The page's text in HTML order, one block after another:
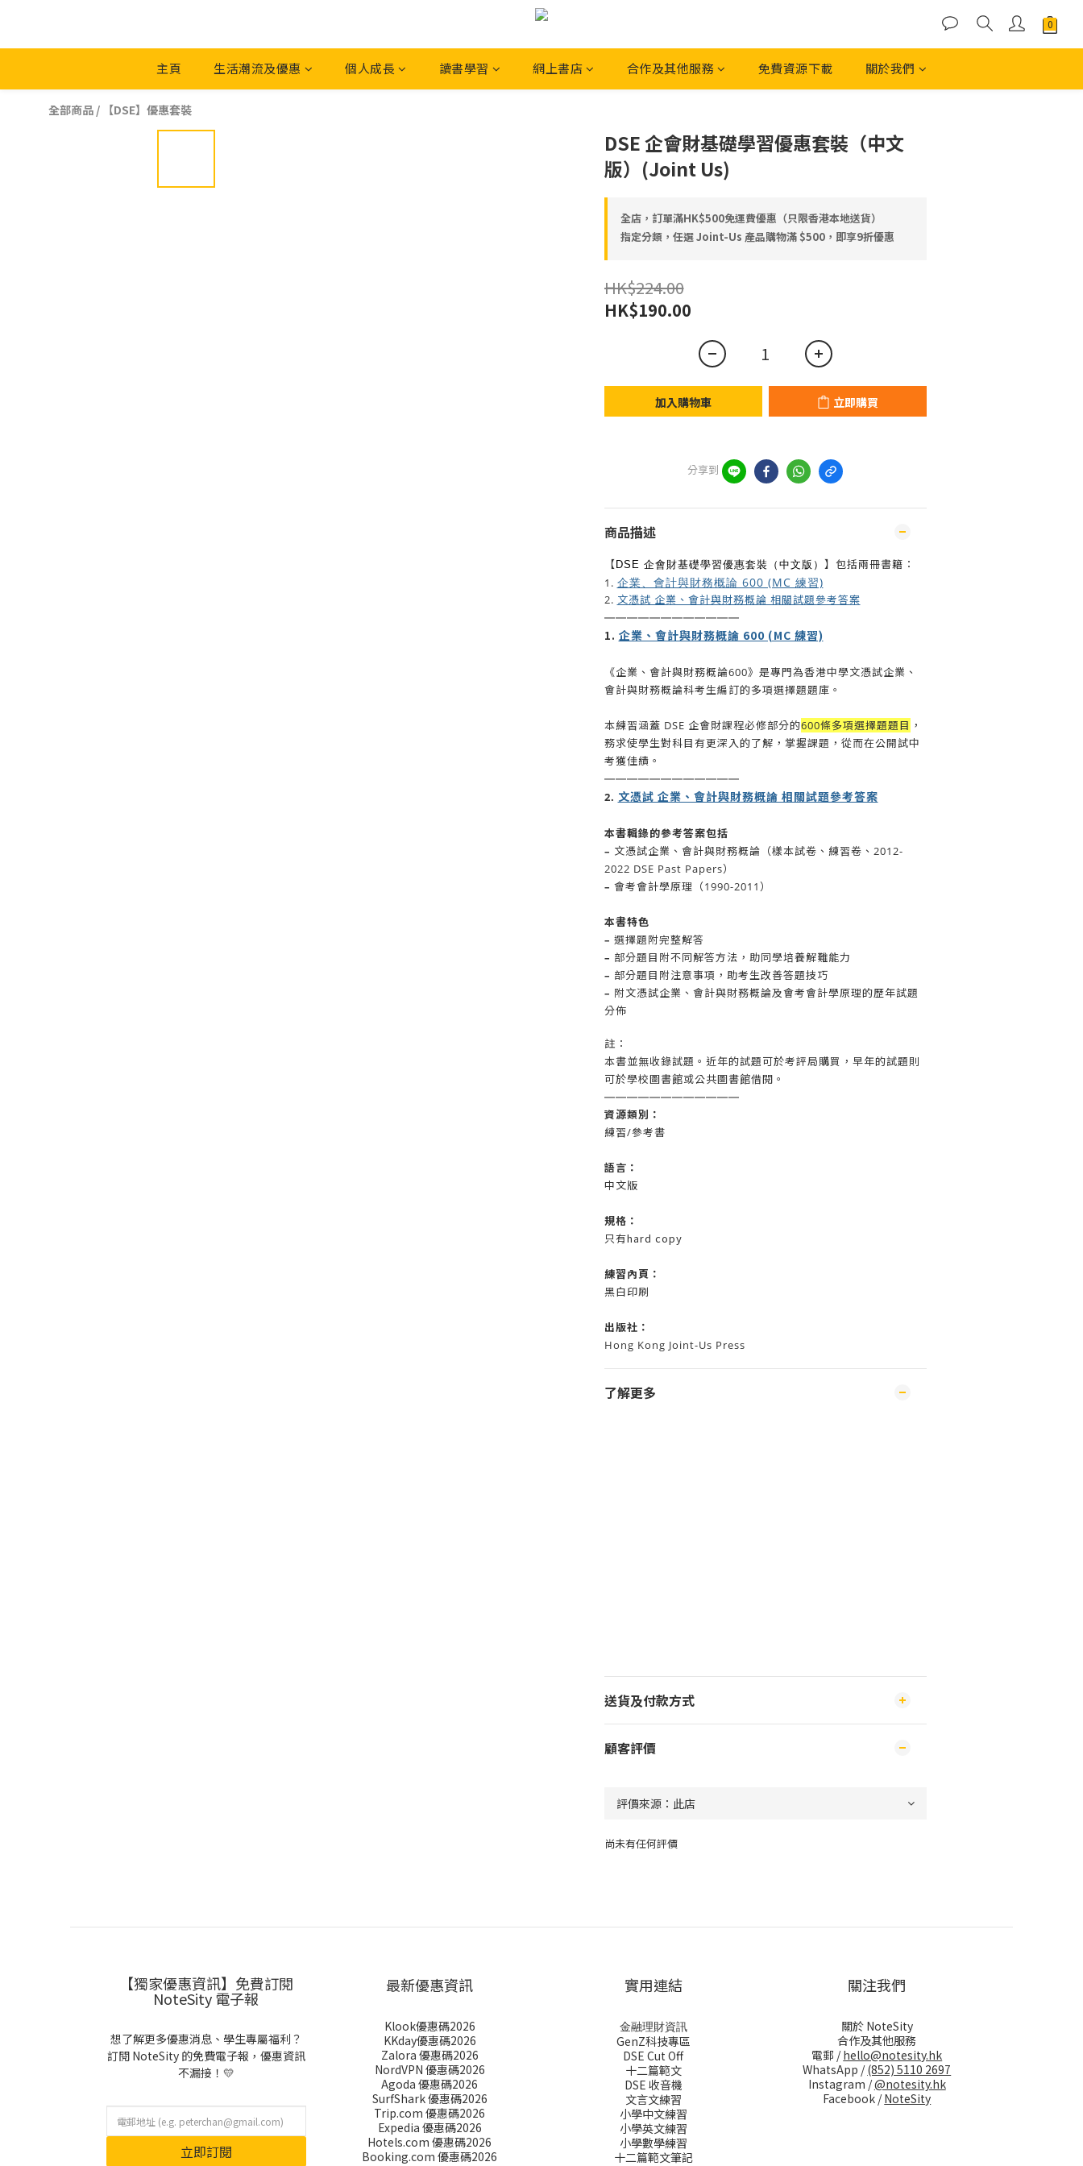
主頁 生活潮流及優惠 個人成長 讀書學習 網上書店 合作及其他服務 免費資源下載 關於我們
全部商品 / 【DSE】優惠套裝
DSE 企會財基礎學習優惠套裝（中文
版）(Joint Us)
全店，訂單滿HK$500免運費優惠（只限香港本地送貨）
指定分類，任選 Joint-Us 產品⁠⁠購物滿 $500，即享9折優惠
HK$224.00
HK$190.00
加入購物車 立即購買
分享到
商品描述
【 DSE 企會財基礎學習優惠套裝（中文版） 】包括兩冊書籍：
1. 企業、會計與財務概論 600 (MC 練習)
2. 文憑試 企業、會計與財務概論 相關試題參考答案
————————————
1. 企業、會計與財務概論 600 (MC 練習)
《企業、會計與財務概論600》是專門為香港中學文憑試企業、
會計與財務概論科考生編訂的多項選擇題題庫。
本練習涵蓋 DSE 企會財課程必修部分的600條多項選擇題題目 ，
務求使學生對科目有更深入的了解，掌握課題，從而在公開試中
考獲佳績。
————————————
2. 文憑試 企業、會計與財務概論 相關試題參考答案
本書輯錄的參考答案包括
– 文憑試企業、會計與財務概論（樣本試卷、練習卷、2012-
2022 DSE Past Papers）
– 會考會計學原理（1990-2011）
本書特色
– 選擇題附完整解答
– 部分題目附不同解答方法，助同學培養解難能力
– 部分題目附注意事項，助考生改善答題技巧
– 附文憑試企業、會計與財務概論及會考會計學原理的歷年試題
分佈
註：
本書並無收錄試題。近年的試題可於考評局購買，早年的試題則
可於學校圖書館或公共圖書館借閱。
————————————
資源類別：
練習/參考書
語言：
中文版
規格：
只有hard copy
練習內頁：
黑白印刷
出版社：
Hong Kong Joint-Us Press
了解更多
送貨及付款方式
顧客評價
尚未有任何評價
【獨家優惠資訊】免費訂閱
NoteSity 電子報
想了解更多優惠消息、學生專屬福利？
訂閱 NoteSity 的免費電子報，優惠資訊
不漏接！💛
立即訂閱
最新優惠資訊
Klook優惠碼2026
KKday優惠碼2026
Zalora 優惠碼2026
NordVPN 優惠碼2026
Agoda 優惠碼2026
SurfShark 優惠碼2026
Trip.com 優惠碼2026
Expedia 優惠碼2026
Hotels.com 優惠碼2026
Booking.com 優惠碼2026
實用連結
金融理財資訊
GenZ科技專區
DSE Cut Off
十二篇範文
DSE 收音機
文言文練習
小學中文練習
小學英文練習
小學數學練習
十二篇範文筆記
關注我們
關於 NoteSity
合作及其他服務
電郵 /hello@notesity.hk
WhatsApp /(852) 5110 2697
Instagram /@notesity.hk
Facebook /NoteSity